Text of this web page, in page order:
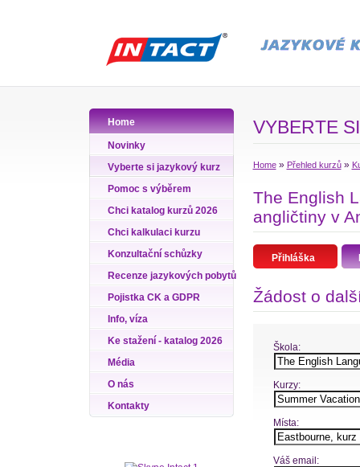
Home
Novinky
Vyberte si jazykový kurz
Pomoc s výběrem
Chci katalog kurzů 2026
Chci kalkulaci kurzu
Konzultační schůzky
Recenze jazykových pobytů
Pojistka CK a GDPR
Info, víza
Ke stažení - katalog 2026
Média
O nás
Kontakty
VYBERTE
Home» Přehled kurzů»
The English
angličtiny v
Přihláška
Žádost o
Škola:
Kurzy:
Místa:
Váš email: